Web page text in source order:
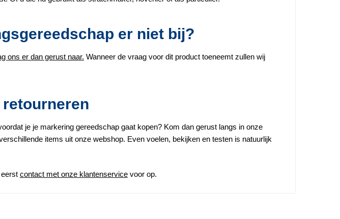
er niet bij?
ons er dan gerust naar. Wanneer de vraag voor dit product toeneemt zullen wij
je je markering gereedschap gaat kopen? Kom dan gerust langs in onze
items uit onze webshop. Even voelen, bekijken en testen is natuurlijk
contact met onze klantenservicevoor op.